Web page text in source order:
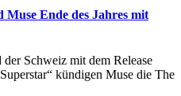
Muse Ende des Jahres mit
Schweiz mit dem Release
kündigen Muse die The